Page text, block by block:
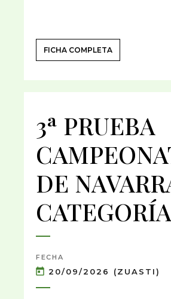
FICHA COMPLETA
3ª PRUEBA
DE
CATEGORÍA
FECHA
20/09/2026 (ZUASTI)